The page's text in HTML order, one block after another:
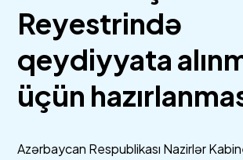
Reyestrində
qeydiyyata
üçün
Azərbaycan Respublikası Nazirlər